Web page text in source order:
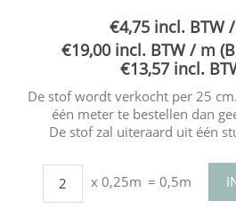
€4,75 incl. BTW
€19,00 incl. BTW / m
€13,57 incl.
De stof wordt verkocht per 25
één meter te bestellen dan
De stof zal uiteraard uit één
x 0,25m = 0,5m